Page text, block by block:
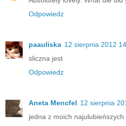
Odpowiedz
paauliska 12 sierpnia 2012
sliczna jest
Odpowiedz
Aneta Mencfel 12 sierpnia
jedna z moich najulubieńszych